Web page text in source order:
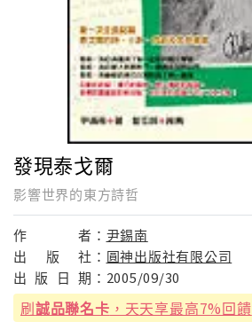
發現泰戈爾
影響世界的東方詩哲
作 者： 尹錫南
出
版 社： 圓神出版社有限公司
出 版 日 期： 2005/09/30
刷誠品聯名卡 ，天天享最高7%回饋